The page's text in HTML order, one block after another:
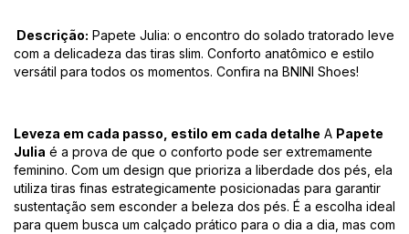
Descrição: Papete Julia: o encontro do solado tratorado leve
com a delicadeza das tiras slim. Conforto anatômico e estilo
versátil para todos os momentos. Confira na BNINI Shoes!
Leveza em cada passo, estilo em cada detalhe A Papete
Julia é a prova de que o conforto pode ser extremamente
feminino. Com um design que prioriza a liberdade dos pés, ela
utiliza tiras finas estrategicamente posicionadas para garantir
sustentação sem esconder a beleza dos pés. É a escolha ideal
para quem busca um calçado prático para o dia a dia, mas com